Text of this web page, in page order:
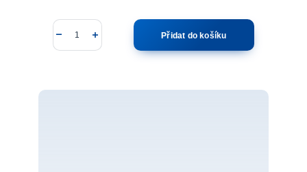
Přidat do košíku